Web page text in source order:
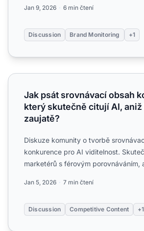
Jan 9, 2026 6 min čtení
Discussion Brand Monitoring +1
Jak psát srovnávací obsah
Jak psát srovnávací obsah
který skutečně citují AI, aniž
zaujatě?
Diskuze komunity o tvorbě
konkurence pro AI viditelnost.
marketérů s férovým porovnáváním,
Jan 5, 2026 7 min čtení
Discussion Competitive Content +1